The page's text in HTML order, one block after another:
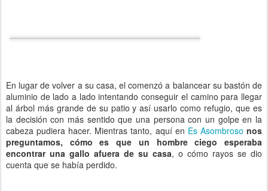
En lugar de volver a su casa, el comenzó a balancear su bastón de
aluminio de lado a lado intentando conseguir el camino para llegar
al árbol más grande de su patio y así usarlo como refugio, que es
la decisión con más sentido que una persona con un golpe en la
cabeza pudiera hacer. Mientras tanto, aquí en Es Asombroso nos
preguntamos, cómo es que un hombre ciego esperaba
encontrar una gallo afuera de su casa, o cómo rayos se dio
cuenta que se había perdido.